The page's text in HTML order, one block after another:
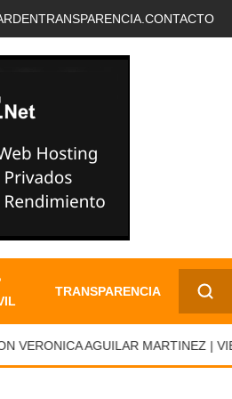
TRANSPARENCIA. CONTACTO
TRANSPARENCIA
✕
AGUILAR MARTINEZ |